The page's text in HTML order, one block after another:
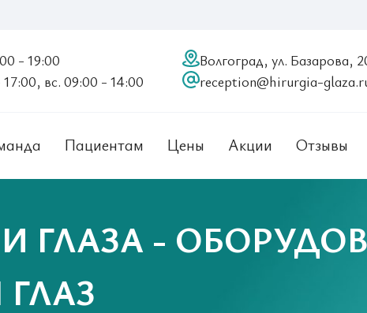
- 19:00
вс. 09:00 - 14:00
Волгоград, ул. Базарова,
reception@hirurgia-
Пациентам Цены Акции Отзывы
ГЛАЗА -